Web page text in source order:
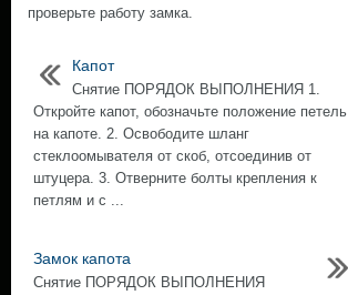
проверьте работу замка.
Капот
Снятие ПОРЯДОК ВЫПОЛНЕНИЯ 1.
Откройте капот, обозначьте положение петель
на капоте. 2. Освободите шланг
стеклоомывателя от скоб, отсоединив от
штуцера. 3. Отверните болты крепления к
петлям и с ...
Замок капота
Снятие ПОРЯДОК ВЫПОЛНЕНИЯ